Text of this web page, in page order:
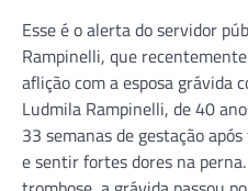
Esse é o alerta do servidor
Rampinelli, que
aflição com a esposa grávida
Ludmila Rampinelli, de 40
33 semanas de gestação
e sentir fortes dores na